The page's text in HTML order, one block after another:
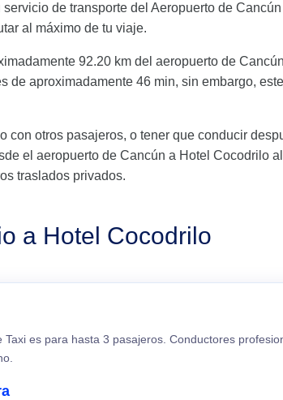
de transporte del Aeropuerto de Cancún
al máximo de tu viaje.
92.20 km del aeropuerto de
de aproximadamente 46 min, sin embargo,
con otros pasajeros, o tener que conducir
el aeropuerto de Cancún a Hotel Cocodrilo
traslados privados.
a Hotel Cocodrilo
Taxi es para hasta 3 pasajeros. Conductores